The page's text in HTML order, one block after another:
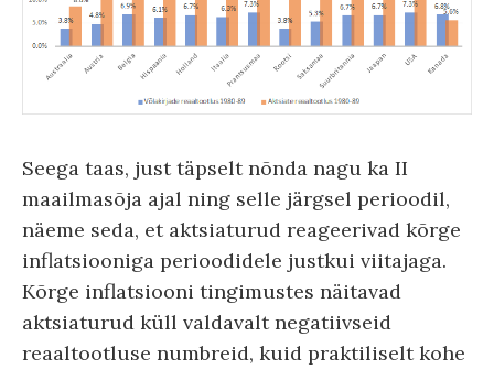
Seega taas, just täpselt nõnda nagu ka II
maailmasõja ajal ning selle järgsel perioodil,
näeme seda, et aktsiaturud reageerivad kõrge
inflatsiooniga perioodidele justkui viitajaga.
Kõrge inflatsiooni tingimustes näitavad
aktsiaturud küll valdavalt negatiivseid
reaaltootluse numbreid, kuid praktiliselt kohe